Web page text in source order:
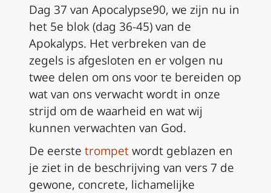
Dag 37 van Apocalypse90, we zijn nu in
het 5e blok (dag 36-45) van de
Apokalyps. Het verbreken van de
zegels is afgesloten en er volgen nu
twee delen om ons voor te bereiden op
wat van ons verwacht wordt in onze
strijd om de waarheid en wat wij
kunnen verwachten van God.
De eerste trompetwordt geblazen en
je ziet in de beschrijving van vers 7 de
gewone, concrete, lichamelijke